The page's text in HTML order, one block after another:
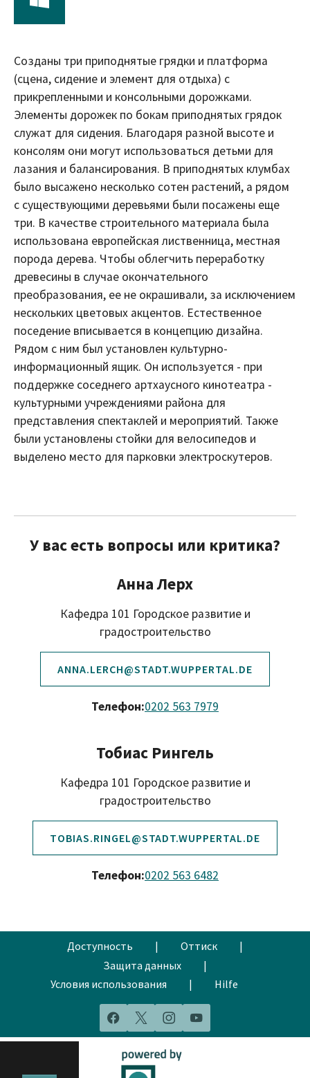
Созданы три приподнятые грядки и платформа
(сцена, сидение и элемент для отдыха) с
прикрепленными и консольными дорожками.
Элементы дорожек по бокам приподнятых грядок
служат для сидения. Благодаря разной высоте и
консолям они могут использоваться детьми для
лазания и балансирования. В приподнятых клумбах
было высажено несколько сотен растений, а рядом
с существующими деревьями были посажены еще
три. В качестве строительного материала была
использована европейская лиственница, местная
порода дерева. Чтобы облегчить переработку
древесины в случае окончательного
преобразования, ее не окрашивали, за исключением
нескольких цветовых акцентов. Естественное
поседение вписывается в концепцию дизайна.
Рядом с ним был установлен культурно-
информационный ящик. Он используется - при
поддержке соседнего артхаусного кинотеатра -
культурными учреждениями района для
представления спектаклей и мероприятий. Также
были установлены стойки для велосипедов и
выделено место для парковки электроскутеров.
У вас есть вопросы или критика?
Анна Лерх
Кафедра 101 Городское развитие и
градостроительство
ANNA.LERCH@STADT.WUPPERTAL.DE
Телефон:0202 563 7979
Тобиас Рингель
Кафедра 101 Городское развитие и
градостроительство
TOBIAS.RINGEL@STADT.WUPPERTAL.DE
Телефон:0202 563 6482
Доступность | Оттиск
|
Защита данных
|
Условия использования
| Hilfe
Facebook
X InstagramYouTube